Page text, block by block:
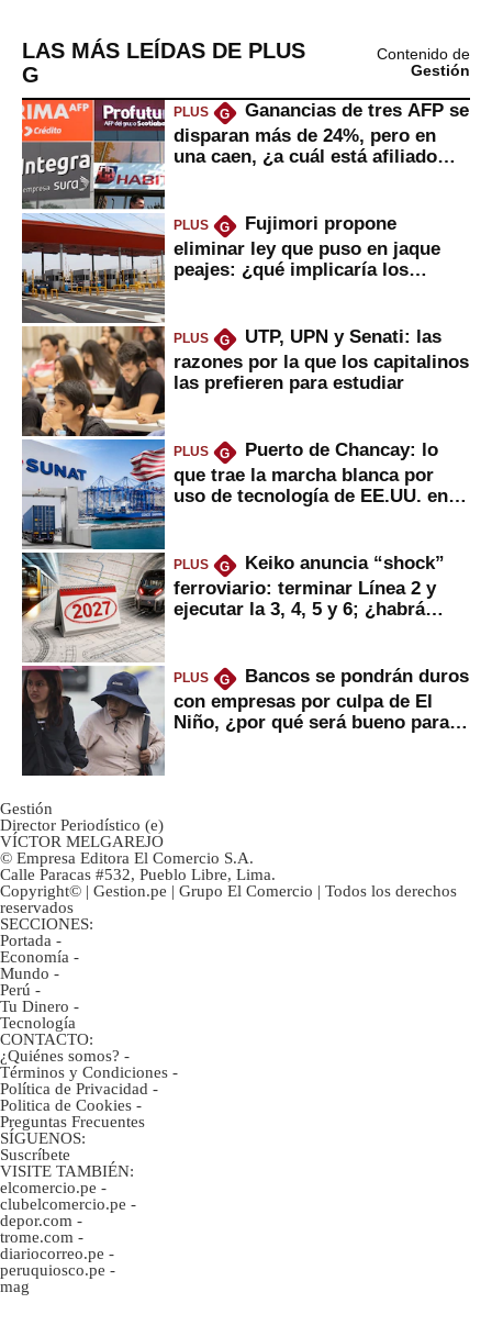
LAS MÁS LEÍDAS DE PLUS
G
Contenido de
Gestión
PLUS G
Ganancias de tres AFP se
disparan más de 24%, pero en
una caen, ¿a cuál está afiliado
PLUS G
Fujimori propone
eliminar ley que puso en jaque
peajes: ¿qué implicaría los
PLUS G
UTP, UPN y Senati: las
razones por la que los capitalinos
las prefieren para estudiar
PLUS G
Puerto de Chancay: lo
que trae la marcha blanca por
uso de tecnología de EE.UU. en
PLUS G
Keiko anuncia “shock”
ferroviario: terminar Línea 2 y
ejecutar la 3, 4, 5 y 6; ¿habrá
PLUS G
Bancos se pondrán duros
con empresas por culpa de El
Niño, ¿por qué será bueno para
Gestión
Director Periodístico (e)
VÍCTOR MELGAREJO
© Empresa Editora El Comercio S.A.
Calle Paracas #532, Pueblo Libre, Lima.
Copyright© | Gestion.pe | Grupo El Comercio | Todos los derechos
reservados
SECCIONES:
Portada -
Economía -
Mundo -
Perú -
Tu Dinero -
Tecnología
CONTACTO:
¿Quiénes somos? -
Términos y Condiciones -
Política de Privacidad -
Politica de Cookies -
Preguntas Frecuentes
SÍGUENOS:
Suscríbete
VISITE TAMBIÉN:
elcomercio.pe -
clubelcomercio.pe -
depor.com -
trome.com -
diariocorreo.pe -
peruquiosco.pe -
mag